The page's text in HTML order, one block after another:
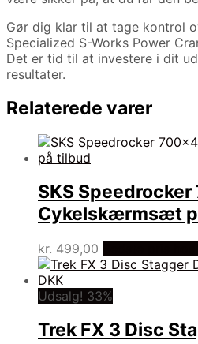
Gør dig klar til at tage kontrol
Specialized S-Works Power
Det er tid til at investere i dit
resultater.
Relaterede varer
SKS
Cykelskærmsæt
kr. 499,00
Udsalg! 33%
Trek FX 3 Disc